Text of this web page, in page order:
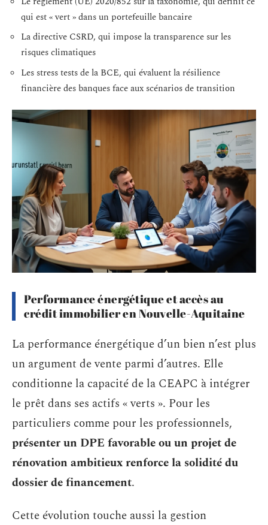
qui est « vert » dans un portefeuille bancaire
La directive CSRD, qui impose la transparence sur les
risques climatiques
Les stress tests de la BCE, qui évaluent la résilience
financière des banques face aux scénarios de transition
Performance énergétique et accès au
crédit immobilier en Nouvelle-Aquitaine
La performance énergétique d’un bien n’est plus
un argument de vente parmi d’autres. Elle
conditionne la capacité de la CEAPC à intégrer
le prêt dans ses actifs « verts ». Pour les
particuliers comme pour les professionnels,
présenter un DPE favorable ou un projet de
rénovation ambitieux renforce la solidité du
dossier de financement.
Cette évolution touche aussi la gestion